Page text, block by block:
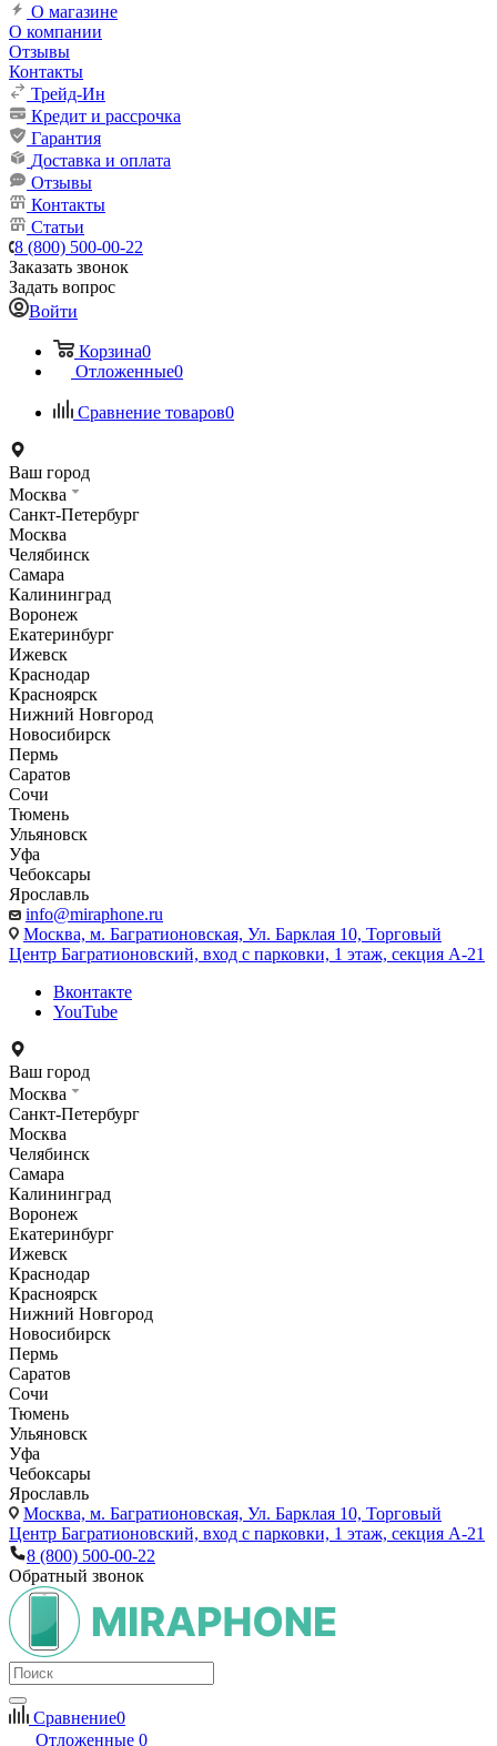
О магазине
О компании
Отзывы
Контакты
Трейд-Ин
Кредит и рассрочка
Гарантия
Доставка и оплата
Отзывы
Контакты
Статьи
8 (800) 500-00-22
Заказать звонок
Задать вопрос
Войти
Корзина0
Отложенные0
Сравнение товаров0
Ваш город
Москва
Санкт-Петербург
Москва
Челябинск
Самара
Калининград
Воронеж
Екатеринбург
Ижевск
Краснодар
Красноярск
Нижний Новгород
Новосибирск
Пермь
Саратов
Сочи
Тюмень
Ульяновск
Уфа
Чебоксары
Ярославль
info@miraphone.ru
Москва, м. Багратионовская, Ул. Барклая 10, Торговый
Центр Багратионовский, вход с парковки, 1 этаж, секция А-21
Вконтакте
YouTube
Ваш город
Москва
Санкт-Петербург
Москва
Челябинск
Самара
Калининград
Воронеж
Екатеринбург
Ижевск
Краснодар
Красноярск
Нижний Новгород
Новосибирск
Пермь
Саратов
Сочи
Тюмень
Ульяновск
Уфа
Чебоксары
Ярославль
Москва, м. Багратионовская, Ул. Барклая 10, Торговый
Центр Багратионовский, вход с парковки, 1 этаж, секция А-21
8 (800) 500-00-22
Обратный звонок
Сравнение0
Отложенные 0